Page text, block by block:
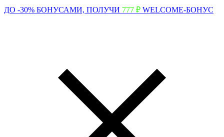
ДО -30% БОНУСАМИ, ПОЛУЧИ 777 ₽ WELCOME-БОНУС